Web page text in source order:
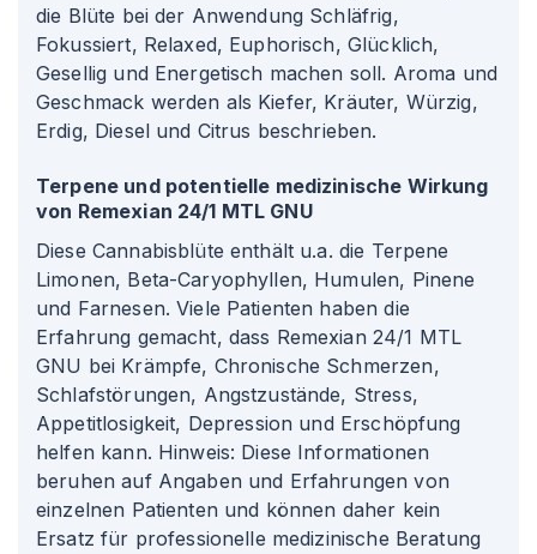
die Blüte bei der Anwendung Schläfrig,
Fokussiert, Relaxed, Euphorisch, Glücklich,
Gesellig und Energetisch machen soll. Aroma und
Geschmack werden als Kiefer, Kräuter, Würzig,
Erdig, Diesel und Citrus beschrieben.
Terpene und potentielle medizinische Wirkung
von Remexian 24/1 MTL GNU
Diese Cannabisblüte enthält u.a. die Terpene
Limonen, Beta-Caryophyllen, Humulen, Pinene
und Farnesen. Viele Patienten haben die
Erfahrung gemacht, dass Remexian 24/1 MTL
GNU bei Krämpfe, Chronische Schmerzen,
Schlafstörungen, Angstzustände, Stress,
Appetitlosigkeit, Depression und Erschöpfung
helfen kann. Hinweis: Diese Informationen
beruhen auf Angaben und Erfahrungen von
einzelnen Patienten und können daher kein
Ersatz für professionelle medizinische Beratung